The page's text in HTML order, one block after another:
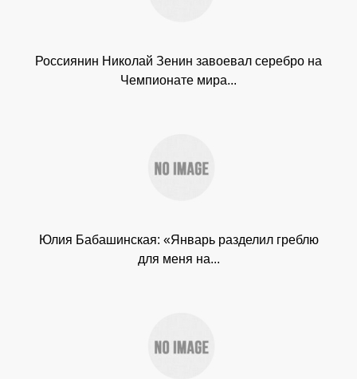
Россиянин Николай Зенин завоевал серебро на
Чемпионате мира...
Юлия Бабашинская: «Январь разделил греблю
для меня на...